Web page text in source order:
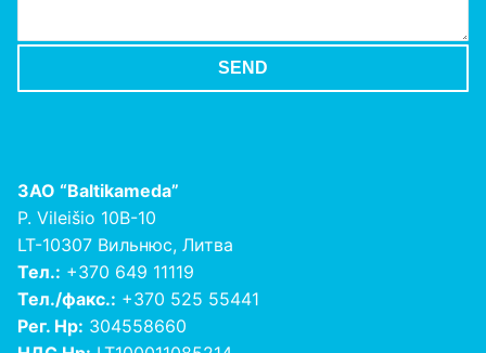
ЗАО “Baltikameda”
P. Vileišio 10B-10
LT-10307 Вильнюс, Литва
Тел.: +370 649 11119
Тел./факс.: +370 525 55441
Рег. Нр: 304558660